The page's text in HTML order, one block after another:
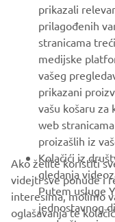
MORE YAMAHA
SUPPORT
BILTEN
Budite prvi koji će
događajima, novim
prikazali
prilagođenih
stranicama
medijske
vašeg
prikazani
vašu košaru
web
proizašlih iz
Kolačići iz
gledanja
Putem usluge
jednostavnog
Ako želite koristiti
videjti sve ponude i
interesima, molimo
oglašavanja te